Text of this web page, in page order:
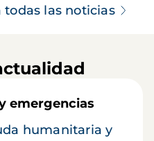
todas las noticias
emergencias
humanitaria y